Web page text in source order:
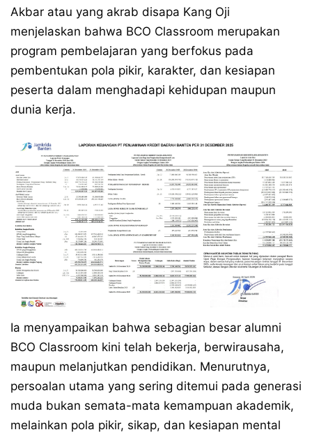
Akbar atau yang akrab disapa Kang Oji
menjelaskan bahwa BCO Classroom merupakan
program pembelajaran yang berfokus pada
pembentukan pola pikir, karakter, dan kesiapan
peserta dalam menghadapi kehidupan maupun
dunia kerja.
Ia menyampaikan bahwa sebagian besar alumni
BCO Classroom kini telah bekerja, berwirausaha,
maupun melanjutkan pendidikan. Menurutnya,
persoalan utama yang sering ditemui pada generasi
muda bukan semata-mata kemampuan akademik,
melainkan pola pikir, sikap, dan kesiapan mental